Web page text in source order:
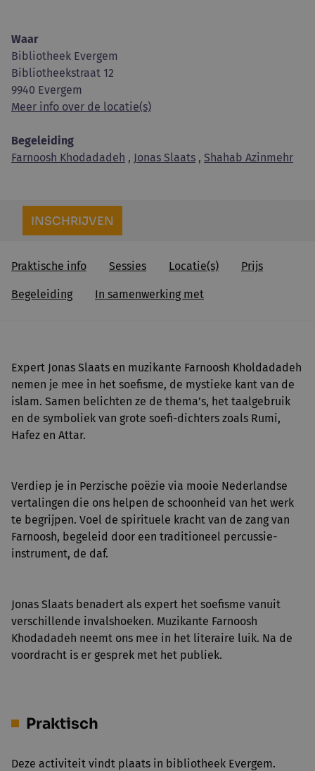
Waar
Bibliotheek Evergem
Bibliotheekstraat 12
9940 Evergem
Meer info over de locatie(s)
Begeleiding
Farnoosh Khodadadeh , Jonas Slaats , Shahab Azinmehr
INSCHRIJVEN
Praktische info Sessies Locatie(s) Prijs
Begeleiding In samenwerking met
Expert Jonas Slaats en muzikante Farnoosh Kholdadadeh
nemen je mee in het soefisme, de mystieke kant van de
islam. Samen belichten ze de thema’s, het taalgebruik
en de symboliek van grote soefi-dichters zoals Rumi,
Hafez en Attar.
Verdiep je in Perzische poëzie via mooie Nederlandse
vertalingen die ons helpen de schoonheid van het werk
te begrijpen. Voel de spirituele kracht van de zang van
Farnoosh, begeleid door een traditioneel percussie-
instrument, de daf.
Jonas Slaats benadert als expert het soefisme vanuit
verschillende invalshoeken. Muzikante Farnoosh
Khodadadeh neemt ons mee in het literaire luik. Na de
voordracht is er gesprek met het publiek.
Praktisch
Deze activiteit vindt plaats in bibliotheek Evergem.